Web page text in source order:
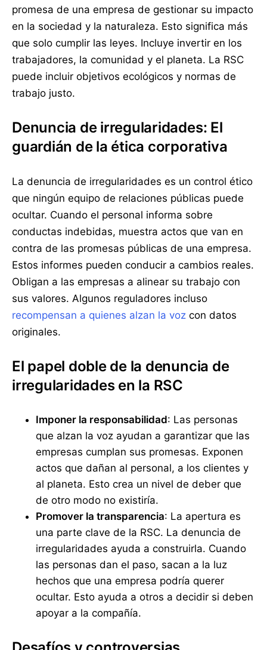
promesa de una empresa de gestionar su impacto
en la sociedad y la naturaleza. Esto significa más
que solo cumplir las leyes. Incluye invertir en los
trabajadores, la comunidad y el planeta. La RSC
puede incluir objetivos ecológicos y normas de
trabajo justo.
Denuncia de irregularidades: El
guardián de la ética corporativa
La denuncia de irregularidades es un control ético
que ningún equipo de relaciones públicas puede
ocultar. Cuando el personal informa sobre
conductas indebidas, muestra actos que van en
contra de las promesas públicas de una empresa.
Estos informes pueden conducir a cambios reales.
Obligan a las empresas a alinear su trabajo con
sus valores. Algunos reguladores incluso
recompensan a quienes alzan la voz con datos
originales.
El papel doble de la denuncia de
irregularidades en la RSC
Imponer la responsabilidad: Las personas
que alzan la voz ayudan a garantizar que las
empresas cumplan sus promesas. Exponen
actos que dañan al personal, a los clientes y
al planeta. Esto crea un nivel de deber que
de otro modo no existiría.
Promover la transparencia: La apertura es
una parte clave de la RSC. La denuncia de
irregularidades ayuda a construirla. Cuando
las personas dan el paso, sacan a la luz
hechos que una empresa podría querer
ocultar. Esto ayuda a otros a decidir si deben
apoyar a la compañía.